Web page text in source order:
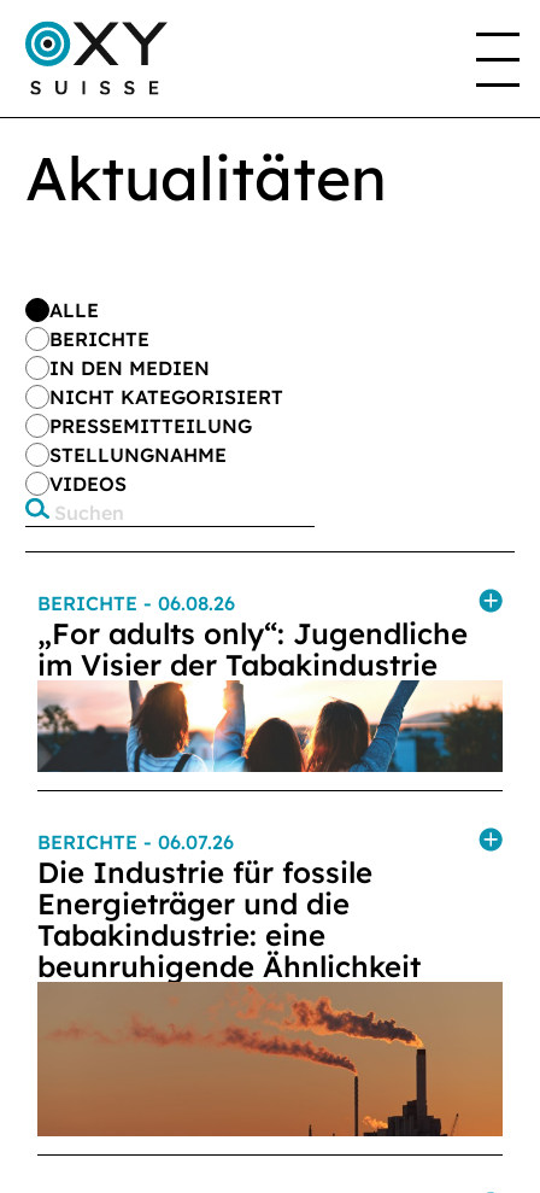
DAS PROJEKT
Aktualitäten
ALLE
BERICHTE
IN DEN MEDIEN
NICHT KATEGORISIERT
PRESSEMITTEILUNG
STELLUNGNAHME
VIDEOS
BERICHTE - 06.08.26
„For adults only“: Jugendliche
im Visier der Tabakindustrie
BERICHTE - 06.07.26
Die Industrie für fossile
Energieträger und die
Tabakindustrie: eine
beunruhigende Ähnlichkeit